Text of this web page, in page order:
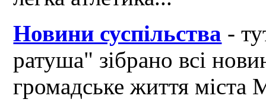
Новини суспільства -
ратуша" зібрано всі
громадське життя міста